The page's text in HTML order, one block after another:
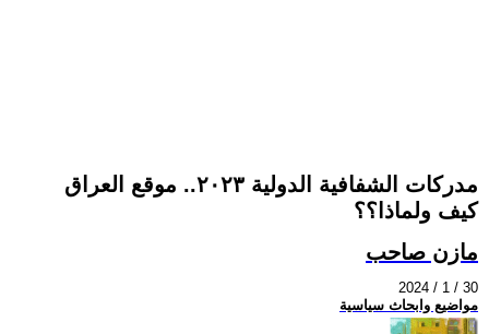
مدركات الشفافية الدولية ٢٠٢٣.. موقع العراق
كيف ولماذا؟؟
مازن صاحب
2024 / 1 / 30
مواضيع وابحاث سياسية